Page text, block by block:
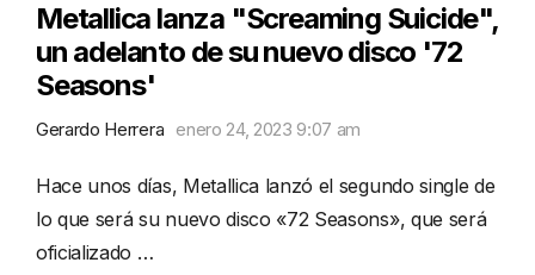
Metallica lanza "Screaming Suicide",
un adelanto de su nuevo disco '72
Seasons'
Gerardo Herrera enero 24, 2023 9:07 am
Hace unos días, Metallica lanzó el segundo single de
lo que será su nuevo disco «72 Seasons», que será
oficializado …